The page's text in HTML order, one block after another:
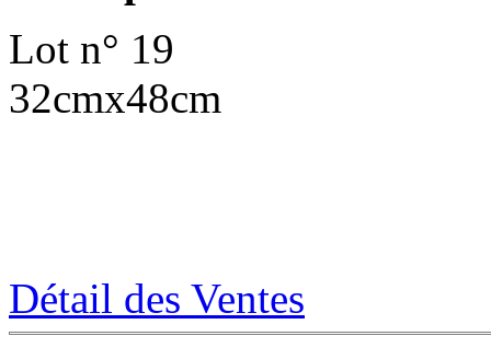
Lot n° 19
32cmx48cm
Détail des Ventes